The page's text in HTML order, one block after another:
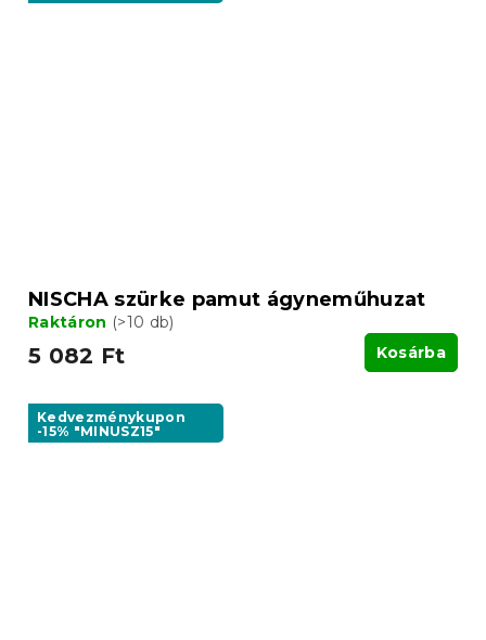
NISCHA szürke pamut ágyneműhuzat
Raktáron (>10 db)
5 082 Ft Kosárba
Kedvezménykupon
-15% "MINUSZ15"